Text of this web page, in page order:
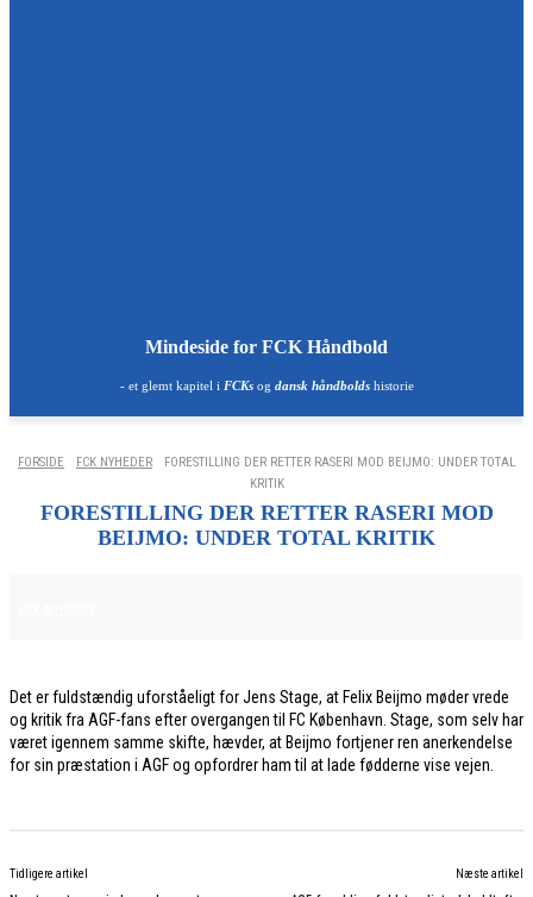
Mindeside for FCK Håndbold
- et glemt kapitel i FCKsog dansk håndboldshistorie
FORSIDE FCK NYHEDER
FORESTILLING DER RETTER RASERI MOD BEIJMO: UNDER TOTAL
KRITIK
FORESTILLING DER RETTER RASERI MOD
BEIJMO: UNDER TOTAL KRITIK
Det er fuldstændig uforståeligt for Jens Stage, at Felix Beijmo møder vrede
og kritik fra AGF-fans efter overgangen til FC København. Stage, som selv har
været igennem samme skifte, hævder, at Beijmo fortjener ren anerkendelse
for sin præstation i AGF og opfordrer ham til at lade fødderne vise vejen.
Tidligere artikel
Næste artikel